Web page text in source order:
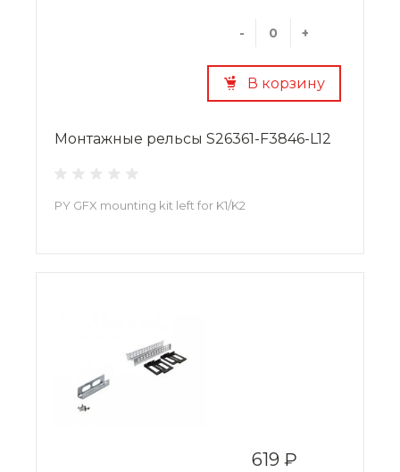
- +
В корзину
Монтажные рельсы S26361-F3846-L12
PY GFX mounting kit left for K1/K2
619 ₽